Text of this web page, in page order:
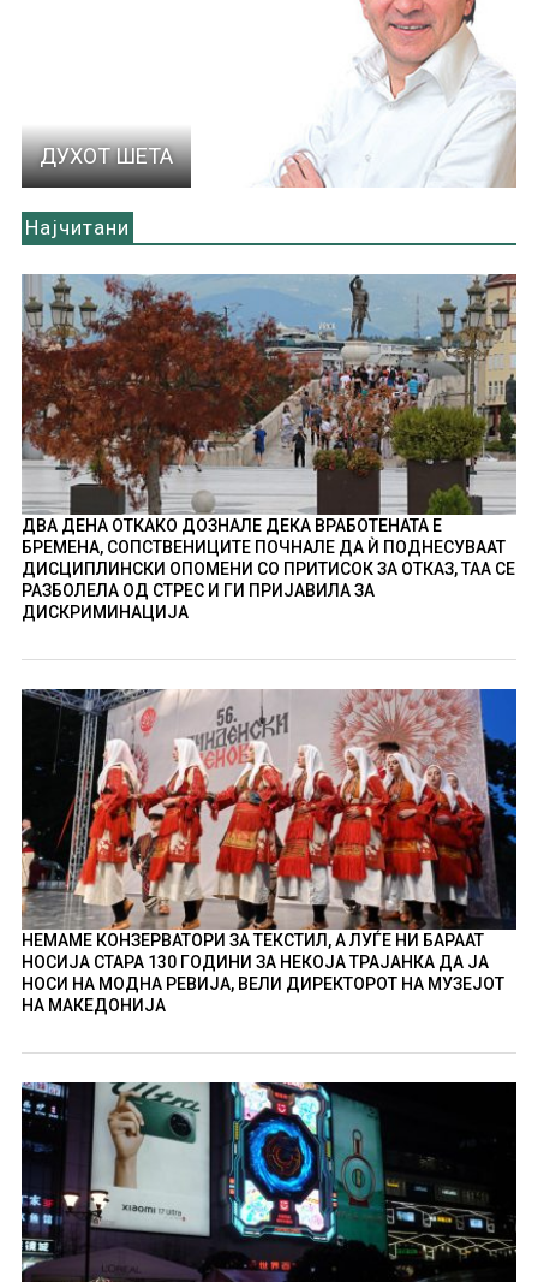
ДУХОТ ШЕТА
Најчитани
ДВА ДЕНА ОТКАКО ДОЗНАЛЕ ДЕКА ВРАБОТЕНАТА Е
БРЕМЕНА, СОПСТВЕНИЦИТЕ ПОЧНАЛЕ ДА Ѝ ПОДНЕСУВААТ
ДИСЦИПЛИНСКИ ОПОМЕНИ СО ПРИТИСОК ЗА ОТКАЗ, ТАА СЕ
РАЗБОЛЕЛА ОД СТРЕС И ГИ ПРИЈАВИЛА ЗА
ДИСКРИМИНАЦИЈА
НЕМАМЕ КОНЗЕРВАТОРИ ЗА ТЕКСТИЛ, А ЛУЃЕ НИ БАРААТ
НОСИЈА СТАРА 130 ГОДИНИ ЗА НЕКОЈА ТРАЈАНКА ДА ЈА
НОСИ НА МОДНА РЕВИЈА, ВЕЛИ ДИРЕКТОРОТ НА МУЗЕЈОТ
НА МАКЕДОНИЈА